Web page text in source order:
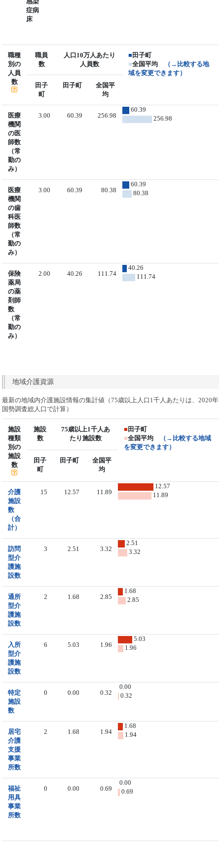
症病
床
職種
別の
人員
数
職員
数
人口10万人あたり
人員数
■ 田子町
■全国平均
（→比較する地
域を変更できます）
田子
町
田子町
全国平
均
医療
機関
の医
師数
（常
勤の
み）
3.00 60.39 256.98
60.39
256.98
医療
機関
の歯
科医
師数
（常
勤の
み）
3.00 60.39 80.38
60.39
80.38
保険
薬局
の薬
剤師
数
（常
勤の
み）
2.00 40.26 111.74
40.26
111.74
地域介護資源
最新の地域内介護施設情報の集計値（75歳以上人口1千人あたりは、2020年
国勢調査総人口で計算）
施設
種類
別の
施設
数
施設
数
75歳以上1千人あ
たり施設数
■ 田子町
■全国平均
（→比較する地域
を変更できます）
田子
町
田子町
全国平
均
介護
施設
数
（合
計）
15 12.57 11.89
12.57
11.89
訪問
型介
護施
設数
3 2.51 3.32
2.51
3.32
通所
型介
護施
設数
2 1.68 2.85
1.68
2.85
入所
型介
護施
設数
6 5.03 1.96
5.03
1.96
特定
施設
数
0 0.00 0.32
0.00
0.32
居宅
介護
支援
事業
所数
2 1.68 1.94
1.68
1.94
福祉
用具
事業
所数
0 0.00 0.69
0.00
0.69